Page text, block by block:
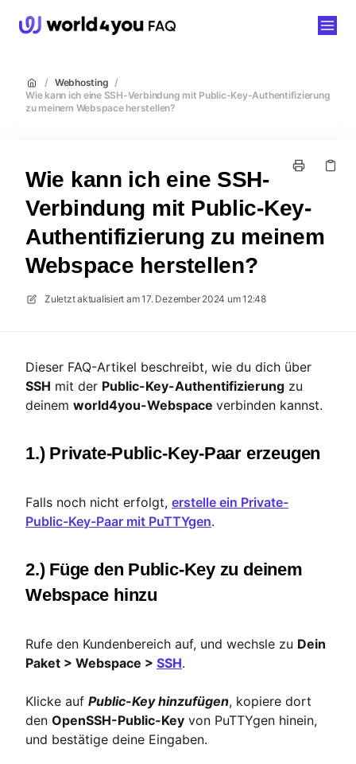
/ Webhosting /
Wie kann ich eine SSH-Verbindung mit Public-Key-Authentifizierung
zu meinem Webspace herstellen?
Wie kann ich eine SSH-
Verbindung mit Public-Key-
Authentifizierung zu meinem
Webspace herstellen?
Zuletzt aktualisiert am17. Dezember 2024 um 12:48
Dieser FAQ-Artikel beschreibt, wie du dich über
SSH mit der Public-Key-Authentifizierung zu
deinem world4you-Webspace verbinden kannst.
1.) Private-Public-Key-Paar erzeugen
Falls noch nicht erfolgt, erstelle ein Private-
Public-Key-Paar mit PuTTYgen.
2.) Füge den Public-Key zu deinem
Webspace hinzu
Rufe den Kundenbereich auf, und wechsle zu Dein
Paket > Webspace > SSH.
Klicke auf Public-Key hinzufügen, kopiere dort
den OpenSSH-Public-Key von PuTTYgen hinein,
und bestätige deine Eingaben.